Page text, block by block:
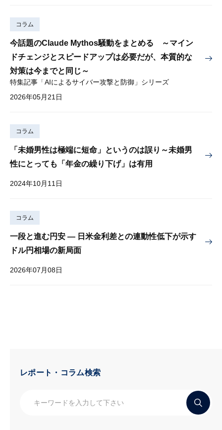
コラム
今話題のClaude Mythos騒動をまとめる ～マイン
ドチェンジとスピードアップは必要だが、本質的な
対策は今までと同じ～
特集記事「AIによるサイバー攻撃と防御」シリーズ
2026年05月21日
コラム
「未婚男性は極端に短命」というのは誤り～未婚男
性にとっても「年金の繰り下げ」は有用
2024年10月11日
コラム
一段と進む円安 — 日米金利差との連動性低下が示す
ドル円相場の新局面
2026年07月08日
レポート・コラム検索